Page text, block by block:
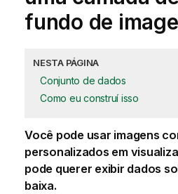
fundo de
NESTA PÁGINA
Conjunto de dados
Como eu construí isso
Você pode usar imagens
personalizados em
pode querer exibir dados
baixa.